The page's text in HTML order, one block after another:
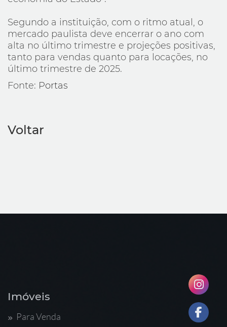
Segundo a instituição, com o ritmo atual, o
mercado paulista deve encerrar o ano com
alta no último trimestre e projeções positivas,
tanto para vendas quanto para locações, no
último trimestre de 2025.
Fonte: Portas
Voltar
Imóveis
Para Venda